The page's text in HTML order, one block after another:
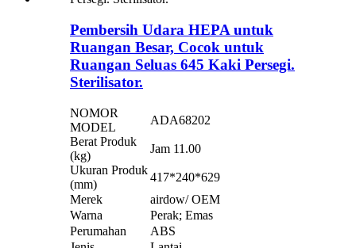
Pembersih Udara HEPA untuk
Ruangan Besar, Cocok untuk
Ruangan Seluas 645 Kaki Persegi.
Sterilisator.
NOMOR
MODEL
ADA68202
Berat Produk
(kg)
Jam 11.00
Ukuran Produk
(mm)
417*240*629
Merek
airdow/ OEM
Warna
Perak; Emas
Perumahan
ABS